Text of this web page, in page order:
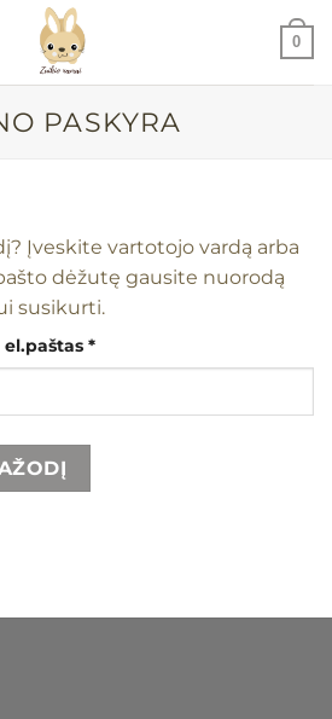
0
PASKYRA
Įveskite vartotojo vardą arba
dėžutę gausite nuorodą
susikurti.
*Privalomas